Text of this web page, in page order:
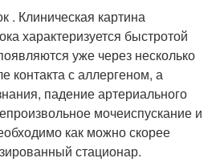
. Клиническая картина
характеризуется быстротой
уже через несколько
контакта с аллергеном, а
падение артериального
мочеиспускание и
как можно скорее
стационар.